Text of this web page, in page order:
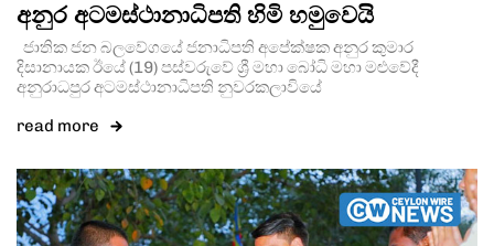
අනුර අටමස්ථානාධිපති හිමි හමුවෙයි
ජාතික ජන බලවේගයේ ජනාධිපති අපේක්ෂක අනුර කුමාර
දිසානායක ඊයේ (19) පස්වරුවේ ශ්‍රී මහා බෝධි මහා මළුවේදී
අනුරාධපුර අටමස්ථානාධිපති නුවරකලාවියේ
read more